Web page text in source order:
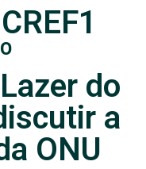
do
a
ONU